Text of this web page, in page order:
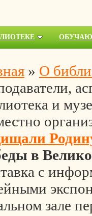
» О
и
в
с
зале